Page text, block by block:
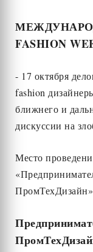
FASHION
- 17 октября
fashion
ближнего и
дискуссии на
Место